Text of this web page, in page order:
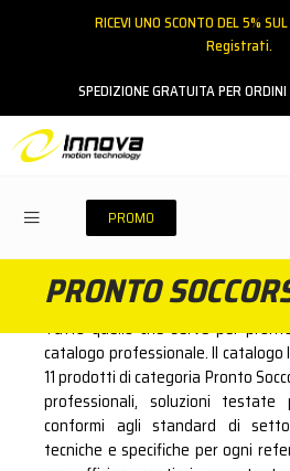
RICEVI UNO SCONTO DEL 5%
Registrati.
SPEDIZIONE GRATUITA PER
PROMO
PRONTO
Tutto quello che serve per
catalogo professionale. Il catalogo
11 prodotti di categoria Pronto
professionali, soluzioni testate
conformi agli standard di
tecniche e specifiche per ogni
ACCEDI
Hai dimenticato la password?
NESSUN ACCOUNT CREA UN NUOVO
Contattaci